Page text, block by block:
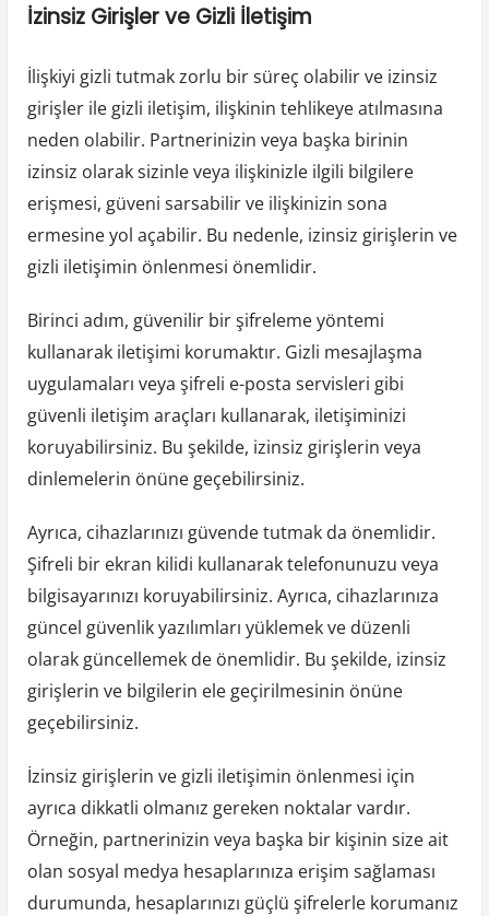
İzinsiz Girişler ve Gizli İletişim
İlişkiyi gizli tutmak zorlu bir süreç olabilir ve izinsiz
girişler ile gizli iletişim, ilişkinin tehlikeye atılmasına
neden olabilir. Partnerinizin veya başka birinin
izinsiz olarak sizinle veya ilişkinizle ilgili bilgilere
erişmesi, güveni sarsabilir ve ilişkinizin sona
ermesine yol açabilir. Bu nedenle, izinsiz girişlerin ve
gizli iletişimin önlenmesi önemlidir.
Birinci adım, güvenilir bir şifreleme yöntemi
kullanarak iletişimi korumaktır. Gizli mesajlaşma
uygulamaları veya şifreli e-posta servisleri gibi
güvenli iletişim araçları kullanarak, iletişiminizi
koruyabilirsiniz. Bu şekilde, izinsiz girişlerin veya
dinlemelerin önüne geçebilirsiniz.
Ayrıca, cihazlarınızı güvende tutmak da önemlidir.
Şifreli bir ekran kilidi kullanarak telefonunuzu veya
bilgisayarınızı koruyabilirsiniz. Ayrıca, cihazlarınıza
güncel güvenlik yazılımları yüklemek ve düzenli
olarak güncellemek de önemlidir. Bu şekilde, izinsiz
girişlerin ve bilgilerin ele geçirilmesinin önüne
geçebilirsiniz.
İzinsiz girişlerin ve gizli iletişimin önlenmesi için
ayrıca dikkatli olmanız gereken noktalar vardır.
Örneğin, partnerinizin veya başka bir kişinin size ait
olan sosyal medya hesaplarınıza erişim sağlaması
durumunda, hesaplarınızı güçlü şifrelerle korumanız